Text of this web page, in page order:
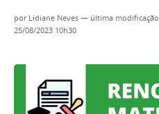
por Lidiane Neves — última modificação
25/08/2023 10h30